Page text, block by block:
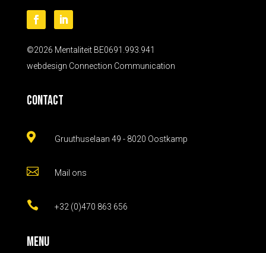
©2026 Mentaliteit BE0691.993.941
webdesign Connection Communication
Contact
 Gruuthuselaan 49 - 8020 Oostkamp
 Mail ons
 +32 (0)470 863 656
Menu